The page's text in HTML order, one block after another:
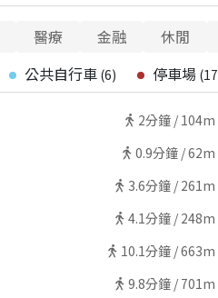
醫療 金融 休閒
公共自行車 (6) 停車場 (17
2分鐘 / 104m
0.9分鐘 /62m
3.6分鐘 / 261m
4.1分鐘 / 248m
10.1分鐘 /663m
9.8分鐘 / 701m